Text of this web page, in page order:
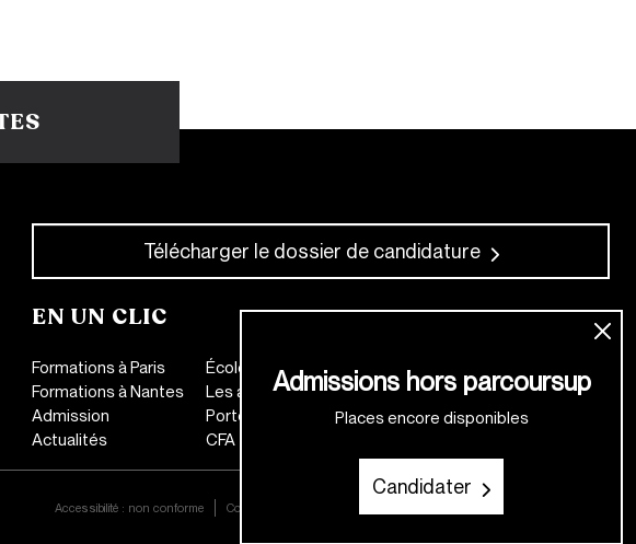
Admissions hors parcoursup
Places encore disponibles
Candidater
rue Saint Léonard
Télécharger le dossier de candidature
EN UN CLIC
Formations à Paris
Formations à Nantes
Admission
Actualités
École de mode
Les anciens
Portes Ouvertes
CFA
CONTACT
Accessibilité : non conforme Contact